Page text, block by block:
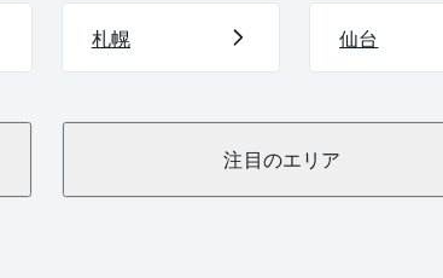
札幌 仙台
注目のエリア